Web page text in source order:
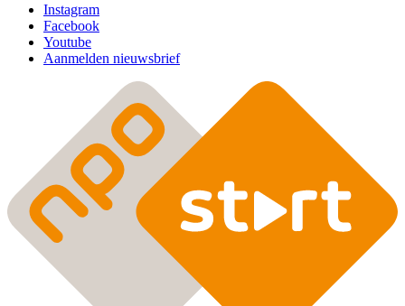
Instagram
Facebook
Youtube
Aanmelden nieuwsbrief